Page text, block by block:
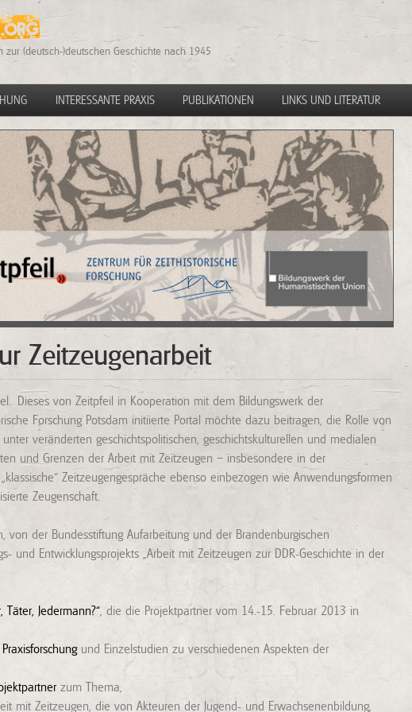
(deutsch-)deutschen Geschichte nach 1945
INTERESSANTE PRAXIS PUBLIKATIONEN LINKS UND LITERATUR
Zeitzeugenarbeit
Dieses von Zeitpfeil in Kooperation mit dem Bildungswerk der
Forschung Potsdam initiierte Portal möchte dazu beitragen, die Rolle von
veränderten geschichtspolitischen, geschichtskulturellen und medialen
und Grenzen der Arbeit mit Zeitzeugen – insbesondere in der
Zeitzeugengespräche ebenso einbezogen wie Anwendungsformen
Zeugenschaft.
von der Bundesstiftung Aufarbeitung und der Brandenburgischen
und Entwicklungsprojekts „Arbeit mit Zeitzeugen zur DDR-Geschichte in der
Täter, Jedermann?“ , die die Projektpartner vom 14.-15. Februar 2013 in
Praxisforschungund Einzelstudien zu verschiedenen Aspekten der
zum Thema,
mit Zeitzeugen, die von Akteuren der Jugend- und Erwachsenenbildung,